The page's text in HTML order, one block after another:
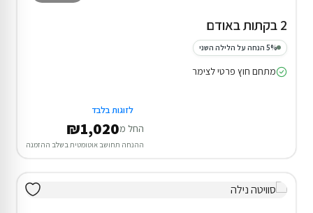
2 בקתות באודם
5% הנחה על הלילה השני
מתחם חוץ פרטי לצימר
לזוגות בלבד
החל מ₪1,020
ההנחה תחושב אוטומטית בשלב ההזמנה